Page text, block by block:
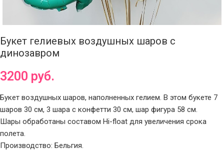
Букет гелиевых воздушных шаров с
динозавром
3200 руб.
Букет воздушных шаров, наполненных гелием. В этом букете 7
шаров 30 см, 3 шара с конфетти 30 см, шар фигура 58 см.
Шары обработаны составом Hi-float для увеличения срока
полета.
Производство: Бельгия.